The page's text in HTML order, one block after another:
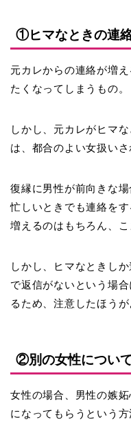
①ヒマなときの連
元カレからの連絡が増
たくなってしまうもの。
しかし、 元カレがヒマ
は、都合のよい女扱い
復縁に男性が前向きな
忙しいときでも連絡を
増えるのはもちろん、
しかし、ヒマなときし
で返信がないという場
るため、注意したほうが
②別の女性につい
女性の場合、 男性の嫉
になってもらうという方